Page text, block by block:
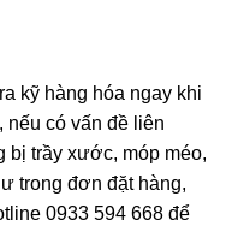
kỹ hàng hóa ngay khi
nếu có vấn đề liên
bị trầy xước, móp méo,
trong đơn đặt hàng,
0933 594 668 để